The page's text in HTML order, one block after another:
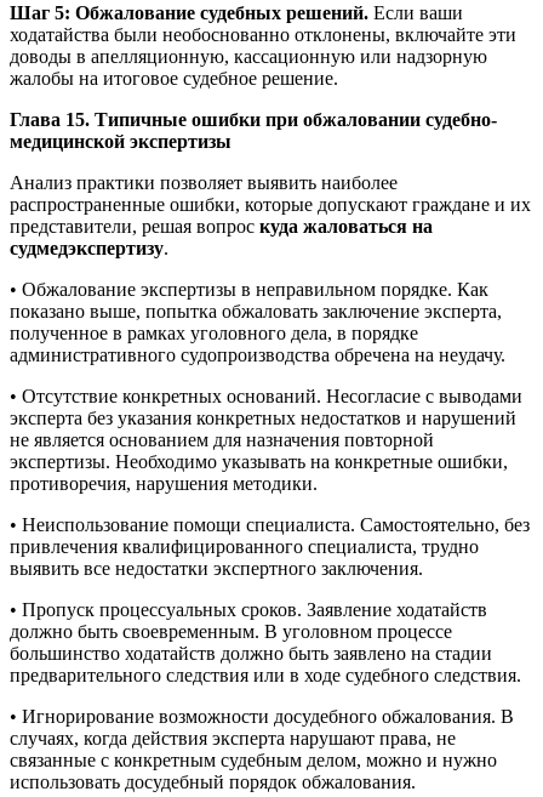
Шаг 5: Обжалование судебных решений. Если ваши
ходатайства были необоснованно отклонены, включайте эти
доводы в апелляционную, кассационную или надзорную
жалобы на итоговое судебное решение.
Глава 15. Типичные ошибки при обжаловании судебно-
медицинской экспертизы
Анализ практики позволяет выявить наиболее
распространенные ошибки, которые допускают граждане и их
представители, решая вопрос куда жаловаться на
судмедэкспертизу.
• Обжалование экспертизы в неправильном порядке. Как
показано выше, попытка обжаловать заключение эксперта,
полученное в рамках уголовного дела, в порядке
административного судопроизводства обречена на неудачу.
• Отсутствие конкретных оснований. Несогласие с выводами
эксперта без указания конкретных недостатков и нарушений
не является основанием для назначения повторной
экспертизы. Необходимо указывать на конкретные ошибки,
противоречия, нарушения методики.
• Неиспользование помощи специалиста. Самостоятельно, без
привлечения квалифицированного специалиста, трудно
выявить все недостатки экспертного заключения.
• Пропуск процессуальных сроков. Заявление ходатайств
должно быть своевременным. В уголовном процессе
большинство ходатайств должно быть заявлено на стадии
предварительного следствия или в ходе судебного следствия.
• Игнорирование возможности досудебного обжалования. В
случаях, когда действия эксперта нарушают права, не
связанные с конкретным судебным делом, можно и нужно
использовать досудебный порядок обжалования.